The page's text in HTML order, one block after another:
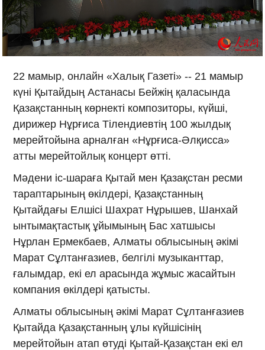
22 мамыр, онлайн «Халық Газеті» -- 21 мамыр
күні Қытайдың Астанасы Бейжің қаласында
Қазақстанның көрнекті композиторы, күйші,
дирижер Нұрғиса Тілендиевтің 100 жылдық
мерейтойына арналған «Нұрғиса-Әлқисса»
атты мерейтойлық концерт өтті.
Мәдени іс-шараға Қытай мен Қазақстан ресми
тараптарының өкілдері, Қазақстанның
Қытайдағы Елшісі Шахрат Нұрышев, Шанхай
ынтымақтастық ұйымының Бас хатшысы
Нұрлан Ермекбаев, Алматы облысының әкімі
Марат Сұлтанғазиев, белгілі музыканттар,
ғалымдар, екі ел арасында жұмыс жасайтын
компания өкілдері қатысты.
Алматы облысының әкімі Марат Сұлтанғазиев
Қытайда Қазақстанның ұлы күйшісінің
мерейтойын атап өтуді Қытай-Қазақстан екі ел